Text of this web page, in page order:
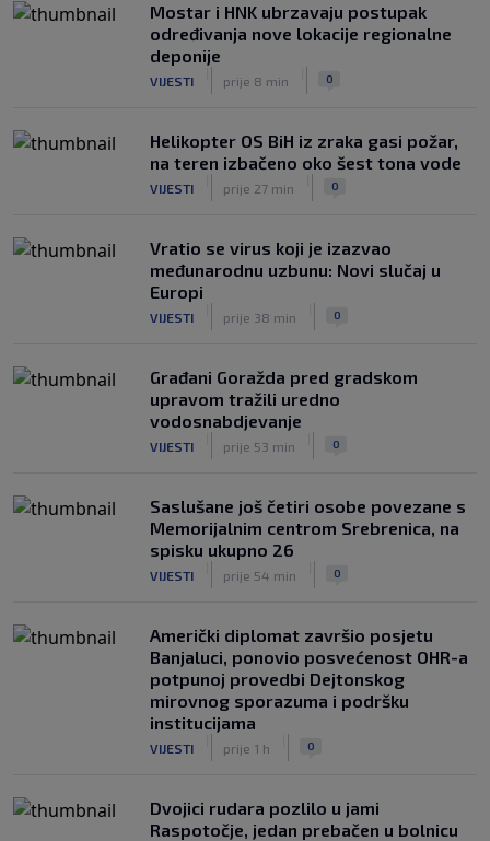
Pravna bitka Luke Dončića i Anamarije
Goltes seli se u Sloveniju: Spominje se
čak 50 miliona dolara
KOŠARKA
|
prije 5 h 0
Mostar i HNK ubrzavaju postupak
određivanja nove lokacije regionalne
deponije
VIJESTI prije 8 min 0
Helikopter OS BiH iz zraka gasi požar,
na teren izbačeno oko šest tona vode
VIJESTI prije 27 min 0
Vratio se virus koji je izazvao
međunarodnu uzbunu: Novi slučaj u
Europi
VIJESTI prije 38 min 0
Građani Goražda pred gradskom
upravom tražili uredno
vodosnabdjevanje
VIJESTI prije 53 min 0
Saslušane još četiri osobe povezane s
Memorijalnim centrom Srebrenica, na
spisku ukupno 26
VIJESTI prije 54 min 0
Američki diplomat završio posjetu
Banjaluci, ponovio posvećenost OHR-a
potpunoj provedbi Dejtonskog
mirovnog sporazuma i podršku
institucijama
VIJESTI prije 1 h 0
Dvojici rudara pozlilo u jami
Raspotočje, jedan prebačen u bolnicu